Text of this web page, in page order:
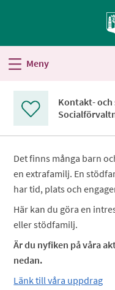
Självservice
kommun
Meny
Kontakt-
Det finns många barn
en extrafamilj. En
har tid, plats och
Här kan du göra en
eller stödfamilj.
Är du nyfiken på våra
nedan.
Länk till våra uppdrag